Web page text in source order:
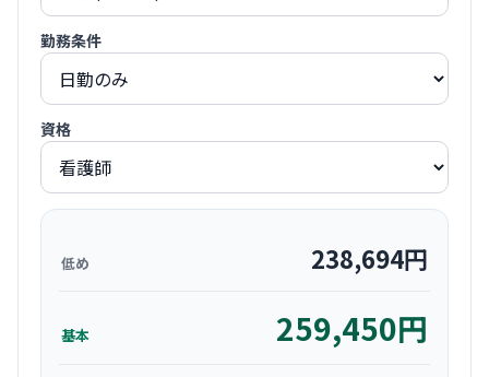
勤務条件
資格
低め 238,694円
基本 259,450円